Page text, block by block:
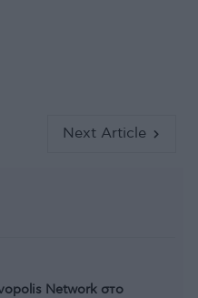
Next Article
Network στο